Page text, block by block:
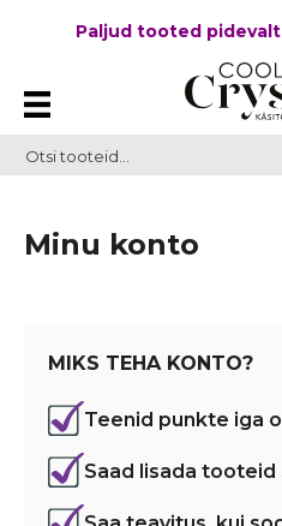
Paljud tooted
Minu konto
MIKS TEHA KONTO?
Teenid punkte iga
Saad lisada